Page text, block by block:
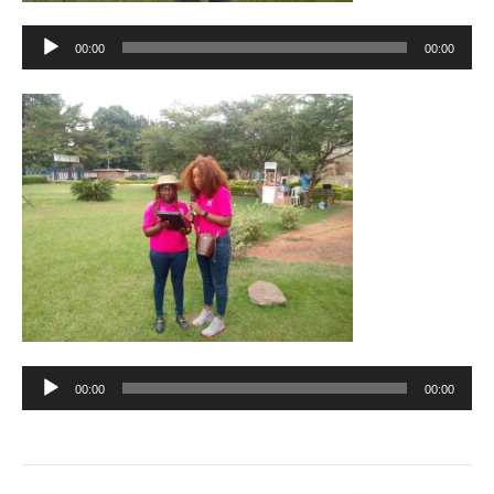
Lecteur
audio
00:00 00:00
Lecteur
audio
00:00 00:00